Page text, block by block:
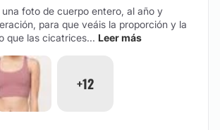
foto de cuerpo entero, al año y
para que veáis la proporción y la
que las cicatrices... Leer más
+12